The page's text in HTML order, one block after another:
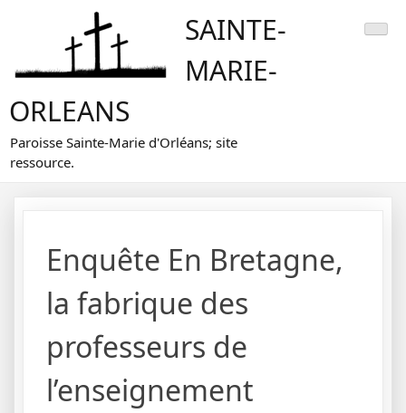
SAINTE-
MARIE-
ORLEANS
Paroisse Sainte-Marie d'Orléans; site
ressource.
Enquête En Bretagne,
la fabrique des
professeurs de
l’enseignement